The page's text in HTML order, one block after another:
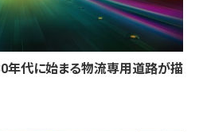
年代に始まる物流専用道路が描